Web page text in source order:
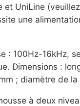
et UniLine
une
: 100Hz-16kHz,
Dimensions :
; diamètre de
à deux